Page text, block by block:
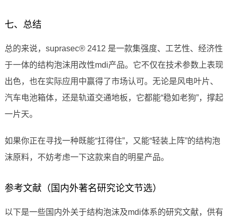
七、总结
总的来说，suprasec® 2412 是一款集强度、工艺性、经济性
于一体的结构泡沫用改性mdi产品。它不仅在技术参数上表现
出色，也在实际应用中赢得了市场认可。无论是风电叶片、
汽车电池箱体，还是轨道交通地板，它都能“稳如老狗”，撑起
一片天。
如果你正在寻找一种既能“扛得住”，又能“轻装上阵”的结构泡
沫原料，不妨考虑一下这款来自的明星产品。
参考文献（国内外著名研究论文节选）
以下是一些国内外关于结构泡沫及mdi体系的研究文献，供有